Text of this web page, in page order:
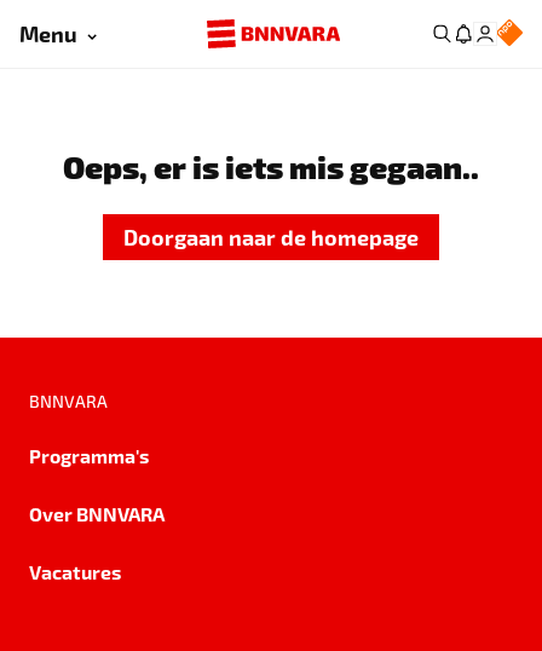
Menu
Oeps, er is iets mis gegaan..
Doorgaan naar de homepage
BNNVARA
Programma's
Over BNNVARA
Vacatures